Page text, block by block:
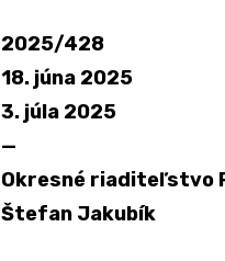
2025/428
18. júna 2025
3. júla 2025
—
Okresné riaditeľstvo
Štefan Jakubík